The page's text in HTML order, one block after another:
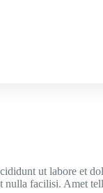
ut labore et
facilisi. Amet